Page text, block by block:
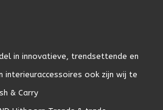
in innovatieve, trendsettende en
interieuraccessoires ook zijn wij te
& Carry